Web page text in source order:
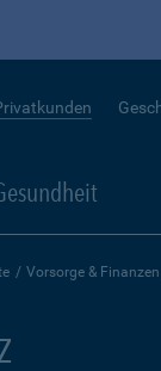
Vorsorge & Finanzen